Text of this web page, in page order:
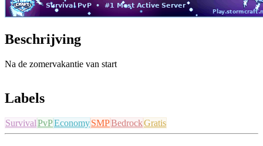
Beschrijving
Na de zomervakantie van start
Labels
SurvivalPvPEconomySMPBedrockGratis